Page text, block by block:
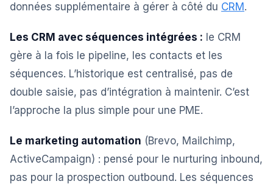
données supplémentaire à gérer à côté du CRM .
Les CRM avec séquences intégrées : le CRM
gère à la fois le pipeline, les contacts et les
séquences. L’historique est centralisé, pas de
double saisie, pas d’intégration à maintenir. C’est
l’approche la plus simple pour une PME.
Le marketing automation (Brevo, Mailchimp,
ActiveCampaign) : pensé pour le nurturing inbound,
pas pour la prospection outbound. Les séquences